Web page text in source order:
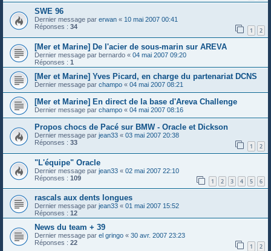
SWE 96
Dernier message par erwan « 10 mai 2007 00:41
Réponses : 34 1 2
[Mer et Marine] De l'acier de sous-marin sur AREVA
Dernier message par bernardo « 04 mai 2007 09:20
Réponses : 1
[Mer et Marine] Yves Picard, en charge du partenariat DCNS
Dernier message par champo « 04 mai 2007 08:21
[Mer et Marine] En direct de la base d'Areva Challenge
Dernier message par champo « 04 mai 2007 08:16
Propos chocs de Pacé sur BMW - Oracle et Dickson
Dernier message par jean33 « 03 mai 2007 20:38
Réponses : 33 1 2
"L'équipe" Oracle
Dernier message par jean33 « 02 mai 2007 22:10
Réponses : 109 1 2 3 4 5 6
rascals aux dents longues
Dernier message par jean33 « 01 mai 2007 15:52
Réponses : 12
News du team + 39
Dernier message par el gringo « 30 avr. 2007 23:23
Réponses : 22 1 2